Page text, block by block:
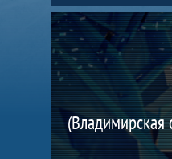
Матч